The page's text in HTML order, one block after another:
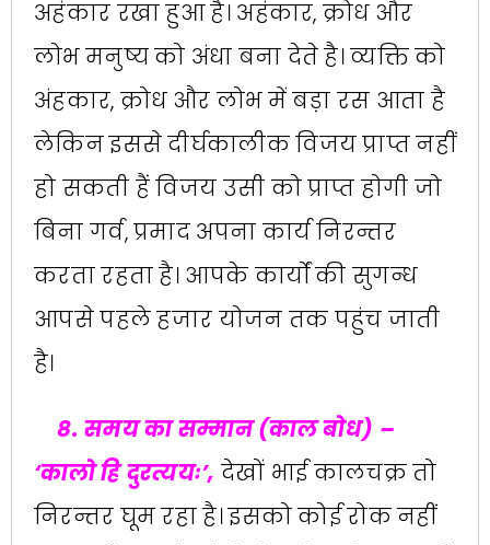
अहंकार रखा हुआ है। अहंकार, क्रोध और
लोभ मनुष्य को अंधा बना देते है। व्यक्ति को
अंहकार, क्रोध और लोभ में बड़ा रस आता है
लेकिन इससे दीर्घकालीक विजय प्राप्त नहीं
हो सकती हैं विजय उसी को प्राप्त होगी जो
बिना गर्व, प्रमाद अपना कार्य निरन्तर
करता रहता है। आपके कार्यों की सुगन्ध
आपसे पहले हजार योजन तक पहुंच जाती
है।
8. समय का सम्मान (काल बोध) –
‌‘कालो हि दुरत्ययः‌’, देखों भाई कालचक्र तो
निरन्तर घूम रहा है। इसको कोई रोक नहीं